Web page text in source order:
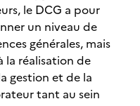
le DCG a pour
un niveau de
générales, mais
la réalisation de
gestion et de la
tant au sein